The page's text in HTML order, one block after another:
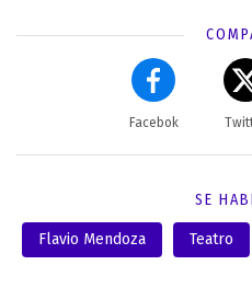
Facebok
SE
Flavio Mendoza Teatro